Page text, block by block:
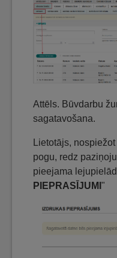
Attēls. Būvdarbu
sagatavošana.
Lietotājs,
pogu, redz
pieejama
PIEPRASĪJUMI "